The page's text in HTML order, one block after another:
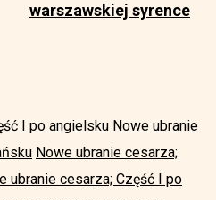
warszawskiej syrence
I po angielsku Nowe ubranie
Nowe ubranie cesarza;
ubranie cesarza; Część I po